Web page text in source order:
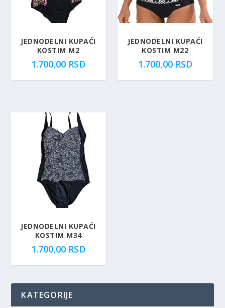
JEDNODELNI KUPAĆI
KOSTIM M2
1.700,00 RSD
JEDNODELNI KUPAĆI
KOSTIM M22
1.700,00 RSD
JEDNODELNI KUPAĆI
KOSTIM M34
1.700,00 RSD
KATEGORIJE